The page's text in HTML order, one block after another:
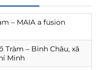
– MAIA a fusion
– Bình Châu, xã
Minh